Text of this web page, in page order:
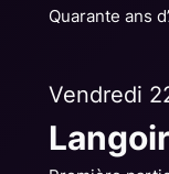
Quarante ans
Vendredi